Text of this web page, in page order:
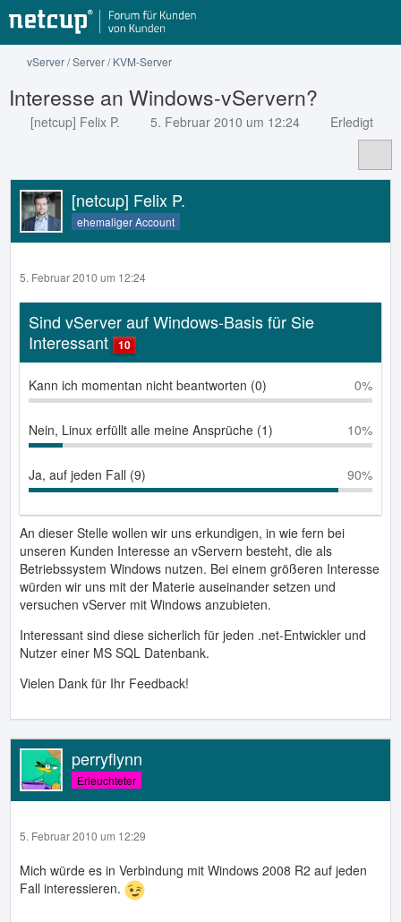
vServer / Server / KVM-Server
Interesse an Windows-vServern?
[netcup] Felix P. 5. Februar 2010 um 12:24 Erledigt
[netcup] Felix P.
ehemaliger Account
5. Februar 2010 um 12:24
Sind vServer auf Windows-Basis für Sie
Interessant
10
Kann ich momentan nicht beantworten (0) 0%
Nein, Linux erfüllt alle meine Ansprüche (1) 10%
Ja, auf jeden Fall (9) 90%
An dieser Stelle wollen wir uns erkundigen, in wie fern bei
unseren Kunden Interesse an vServern besteht, die als
Betriebssystem Windows nutzen. Bei einem größeren Interesse
würden wir uns mit der Materie auseinander setzen und
versuchen vServer mit Windows anzubieten.
Interessant sind diese sicherlich für jeden .net-Entwickler und
Nutzer einer MS SQL Datenbank.
Vielen Dank für Ihr Feedback!
perryflynn
Erleuchteter
5. Februar 2010 um 12:29
Mich würde es in Verbindung mit Windows 2008 R2 auf jeden
Fall interessieren.